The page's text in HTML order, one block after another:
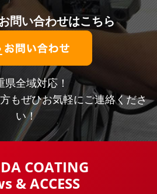
問い合わせはこちら
県全域対応！
もぜひお気軽にご連絡くださ
い！
COATING
& ACCESS